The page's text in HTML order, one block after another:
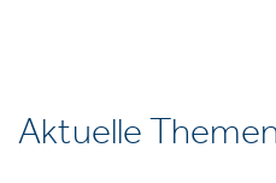
Aktuelle Themen